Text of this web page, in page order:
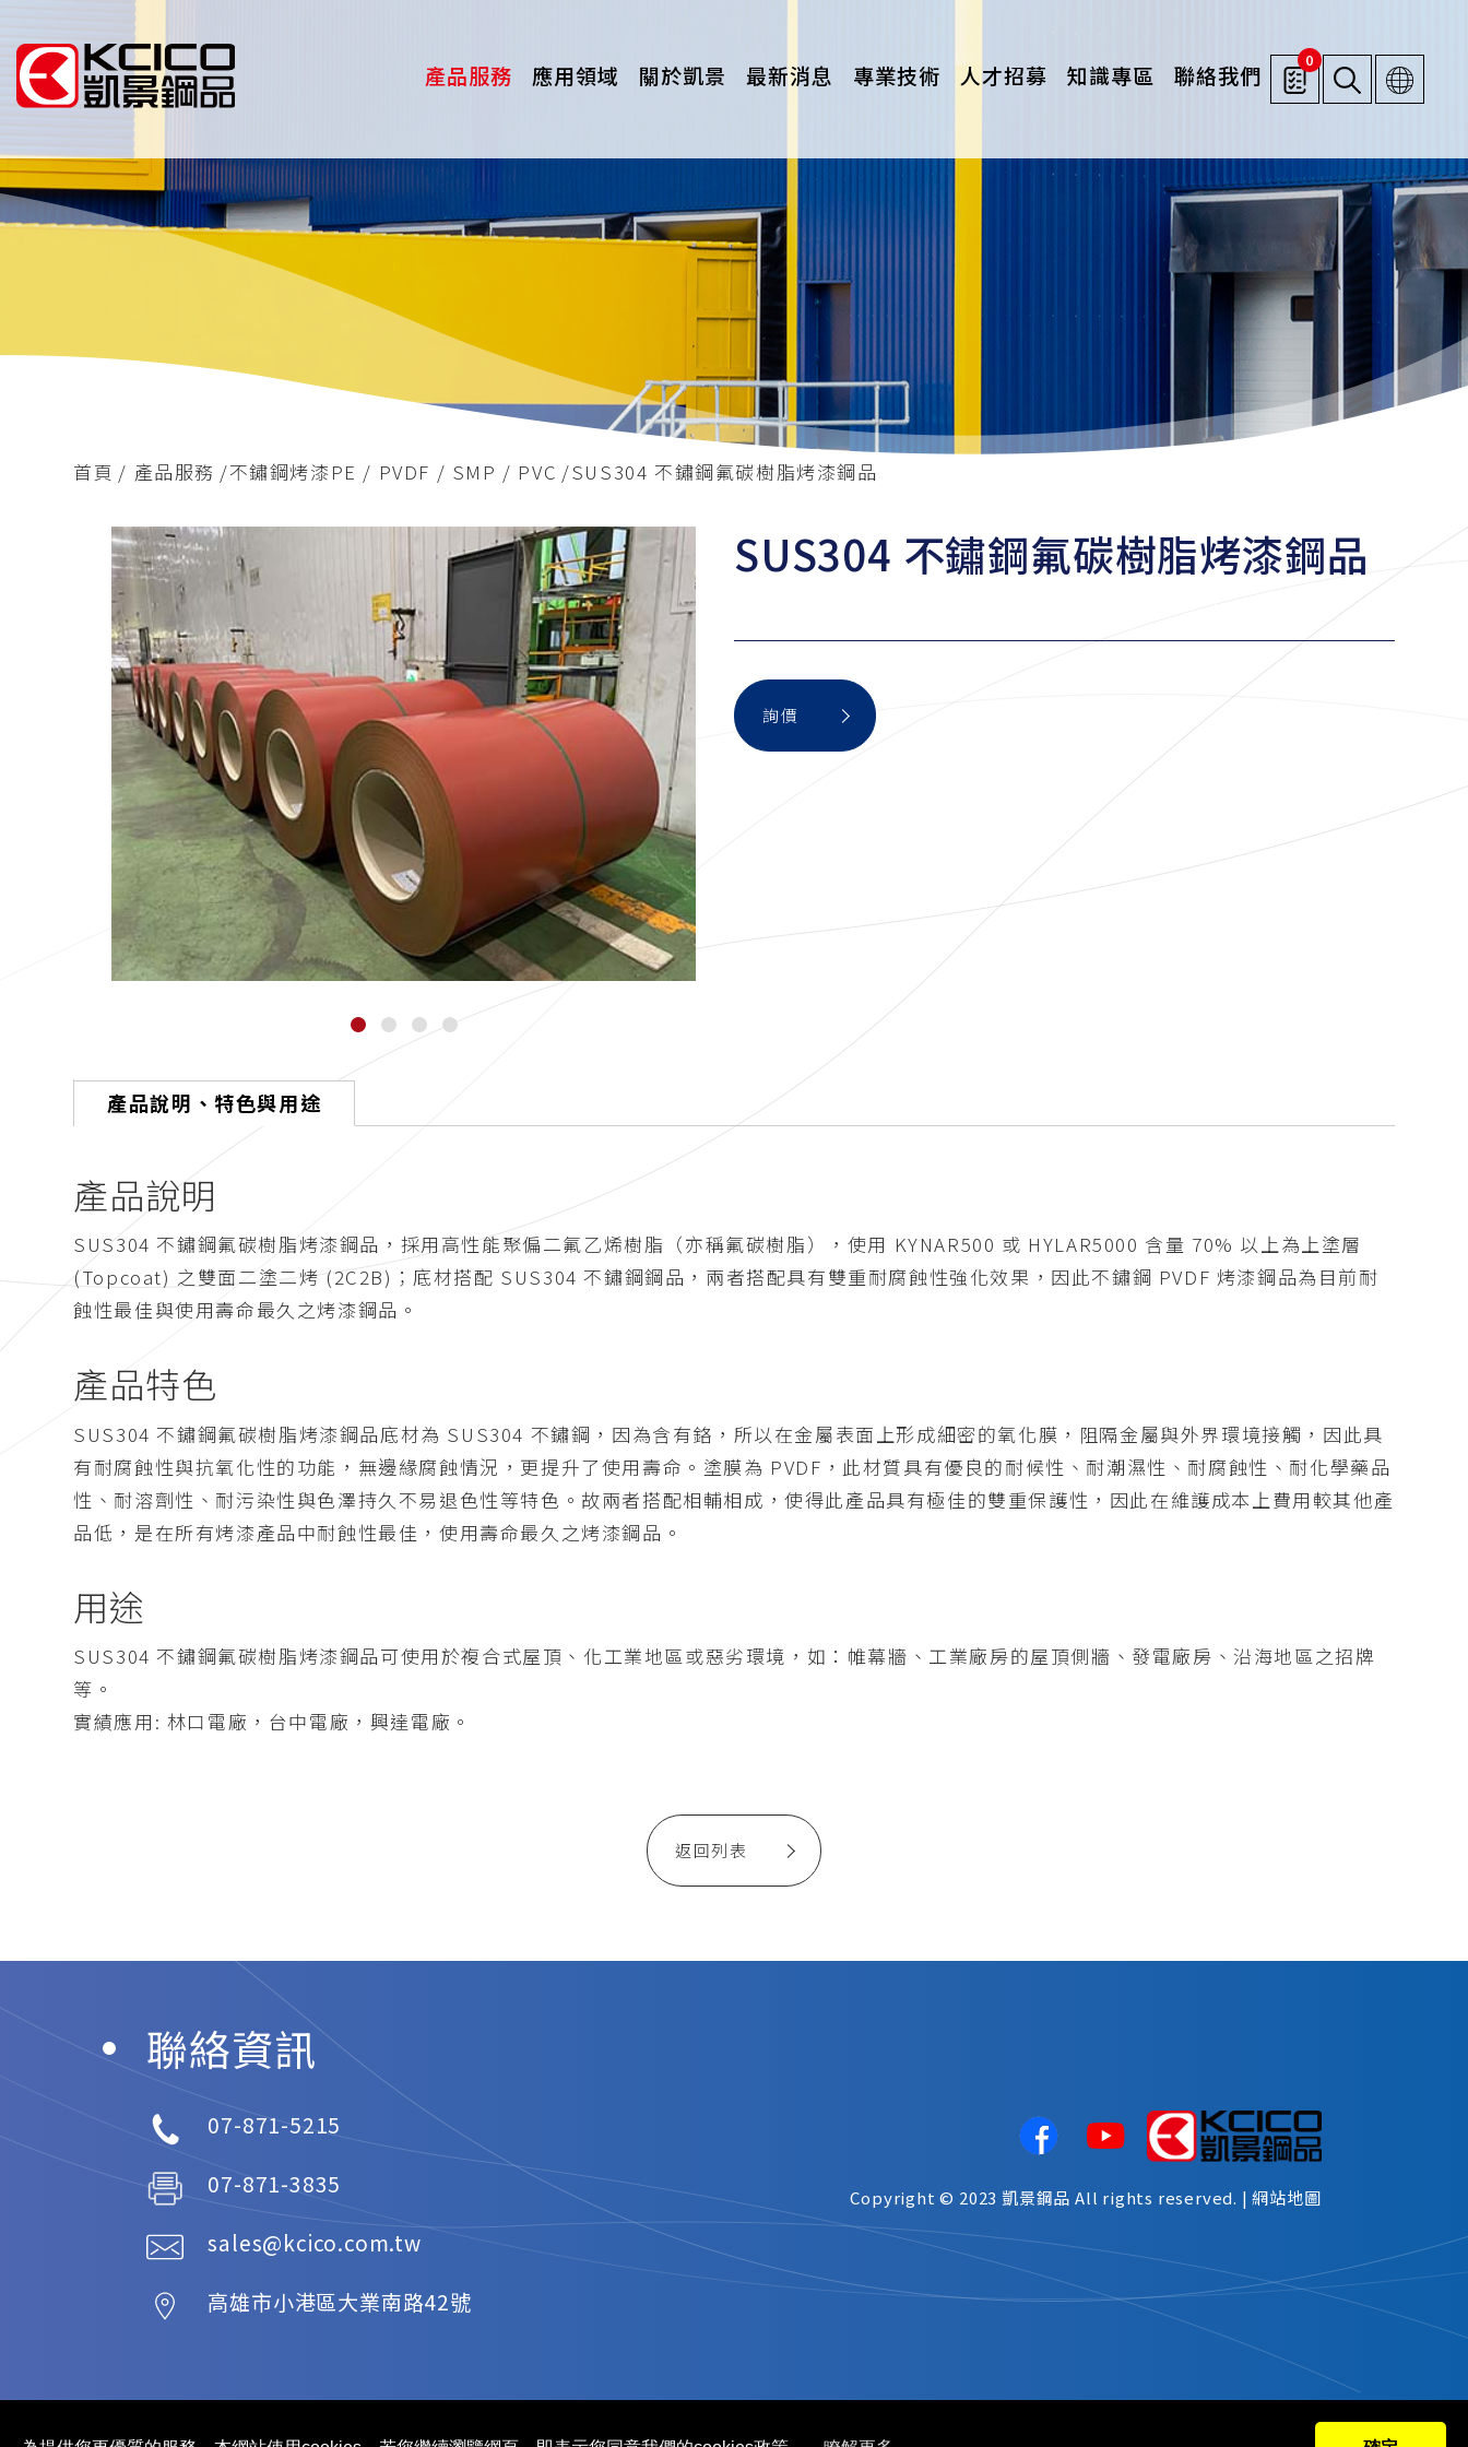
0
產品服務 應用領域 關於凱景 最新消息 專業技術 人才招募 知識專區 聯絡我們
首頁 產品服務 不鏽鋼烤漆PE / PVDF / SMP / PVC SUS304 不鏽鋼氟碳樹脂烤漆鋼品
SUS304 不鏽鋼氟碳樹脂烤漆鋼品
詢價
產品說明、特色與用途
產品說明
SUS304 不鏽鋼氟碳樹脂烤漆鋼品，採用高性能聚偏二氟乙烯樹脂（亦稱氟碳樹脂），使用 KYNAR500 或 HYLAR5000 含量 70% 以上為上塗層
(Topcoat) 之雙面二塗二烤 (2C2B)；底材搭配 SUS304 不鏽鋼鋼品，兩者搭配具有雙重耐腐蝕性強化效果，因此不鏽鋼 PVDF 烤漆鋼品為目前耐
蝕性最佳與使用壽命最久之烤漆鋼品。
產品特色
SUS304 不鏽鋼氟碳樹脂烤漆鋼品底材為 SUS304 不鏽鋼，因為含有鉻，所以在金屬表面上形成細密的氧化膜，阻隔金屬與外界環境接觸，因此具
有耐腐蝕性與抗氧化性的功能，無邊緣腐蝕情況，更提升了使用壽命。塗膜為 PVDF，此材質具有優良的耐候性、耐潮濕性、耐腐蝕性、耐化學藥品
性、耐溶劑性、耐污染性與色澤持久不易退色性等特色。故兩者搭配相輔相成，使得此產品具有極佳的雙重保護性，因此在維護成本上費用較其他產
品低，是在所有烤漆產品中耐蝕性最佳，使用壽命最久之烤漆鋼品。
用途
SUS304 不鏽鋼氟碳樹脂烤漆鋼品可使用於複合式屋頂、化工業地區或惡劣環境，如：帷幕牆、工業廠房的屋頂側牆、發電廠房、沿海地區之招牌
等。
實績應用: 林口電廠，台中電廠，興達電廠。
返回列表
聯絡資訊
07-871-5215
07-871-3835
sales@kcico.com.tw
高雄市小港區大業南路42號
Copyright © 2023 凱景鋼品 All rights reserved. |網站地圖